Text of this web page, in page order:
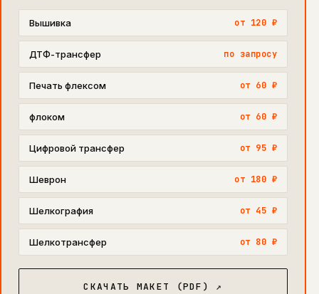
Вышивка от 120 ₽
ДТФ-трансфер по запросу
Печать флексом от 60 ₽
флоком от 60 ₽
Цифровой трансфер от 95 ₽
Шеврон от 180 ₽
Шелкография от 45 ₽
Шелкотрансфер от 80 ₽
СКАЧАТЬ МАКЕТ (PDF) ↗